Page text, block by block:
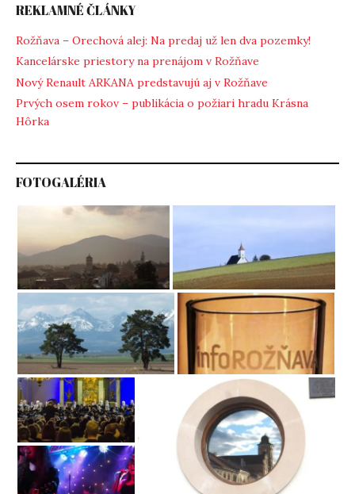
REKLAMNÉ ČLÁNKY
Rožňava – Orechová alej: Na predaj už len dva pozemky!
Kancelárske priestory na prenájom v Rožňave
Nový Renault ARKANA predstavujú aj v Rožňave
Prvých osem rokov – publikácia o požiari hradu Krásna
Hôrka
FOTOGALÉRIA